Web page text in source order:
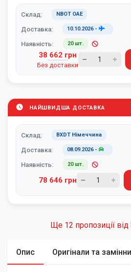
Склад: NBOT ОАЕ
Доставка: 10.10.2026-
Наявність: 20 шт.
38 662 грн
Без доставки
НАЙШВИДША ДОСТАВКА
Склад: BXDT Німеччина
Доставка: 08.09.2026-
Наявність: 20 шт.
78 646 грн
Ще 12 пропозиції від
Опис Оригінали та